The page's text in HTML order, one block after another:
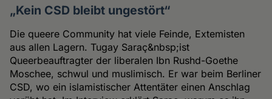
„Kein CSD bleibt ungestört“
Die queere Community hat viele Feinde, Extemisten
aus allen Lagern. Tugay Saraç&nbsp;ist
Queerbeauftragter der liberalen Ibn Rushd-Goethe
Moschee, schwul und muslimisch. Er war beim Berliner
CSD, wo ein islamistischer Attentäter einen Anschlag